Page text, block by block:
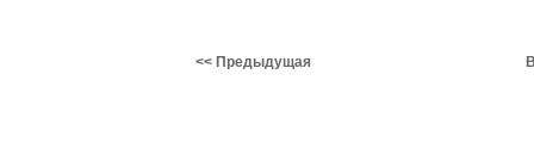
<< Предыдущая